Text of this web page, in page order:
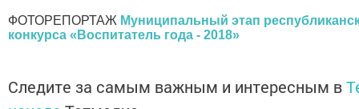
ФОТОРЕПОРТАЖ Муниципальный этап
конкурса «Воспитатель года - 2018»
Следите за самым важным и интересным в